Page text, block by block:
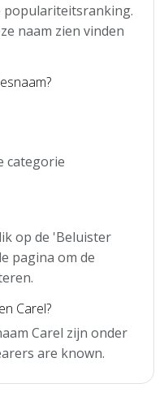
populariteitsranking.
naam zien vinden
categorie
op de 'Beluister
pagina om de
Carel?
Carel zijn onder
are known.